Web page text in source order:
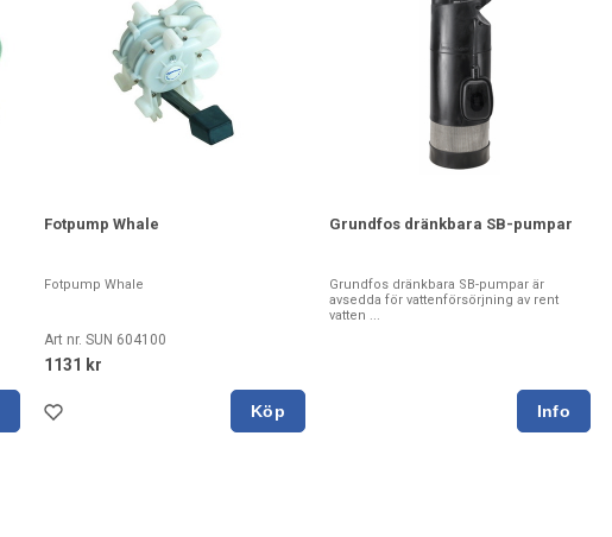
Fotpump Whale
Fotpump Whale
Art nr. SUN 604100
1131 kr
Köp
Grundfos dränkbara SB-pumpar
Grundfos dränkbara SB-pumpar är
avsedda för vattenförsörjning av rent
vatten ...